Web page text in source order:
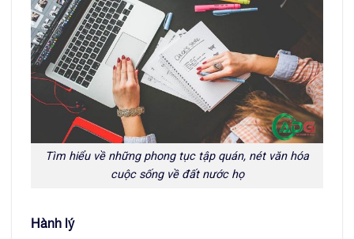
Tìm hiểu về những phong tục tập quán, nét văn hóa
cuộc sống về đất nước họ
Hành lý